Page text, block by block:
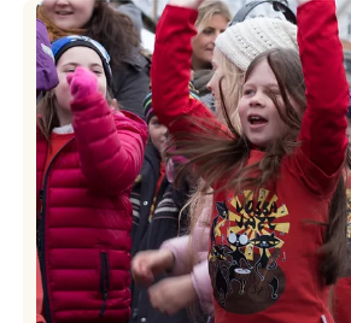
2026
–
Ingunn van Etten